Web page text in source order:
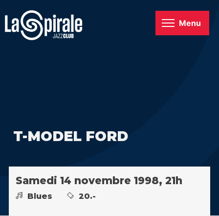
Menu
T-MODEL FORD
Samedi 14 novembre 1998, 21h
Blues 20.-